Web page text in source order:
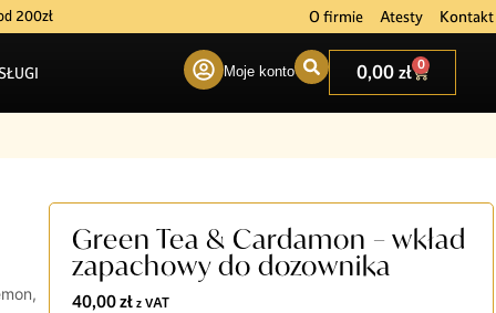
200zł O firmie Atesty Kontakt
Moje konto 0,00 zł 0
Green Tea & Cardamon – wkład
zapachowy do dozownika
40,00zł z VAT